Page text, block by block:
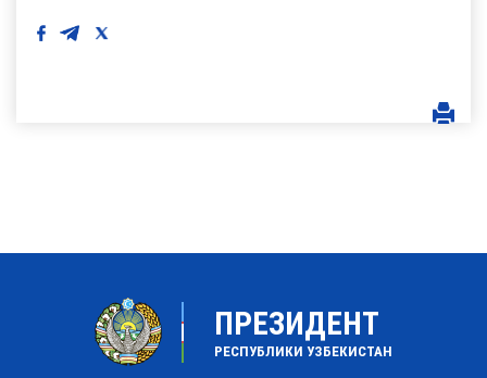
ПРЕЗИДЕНТ
РЕСПУБЛИКИ УЗБЕКИСТАН